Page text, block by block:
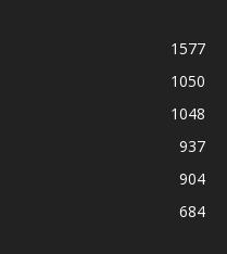
1577
1050
1048
937
904
684